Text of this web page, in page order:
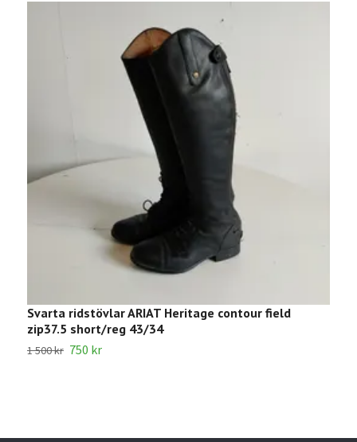
Svarta ridstövlar ARIAT Heritage contour field
zip37.5 short/reg 43/34
1 500 kr 750 kr